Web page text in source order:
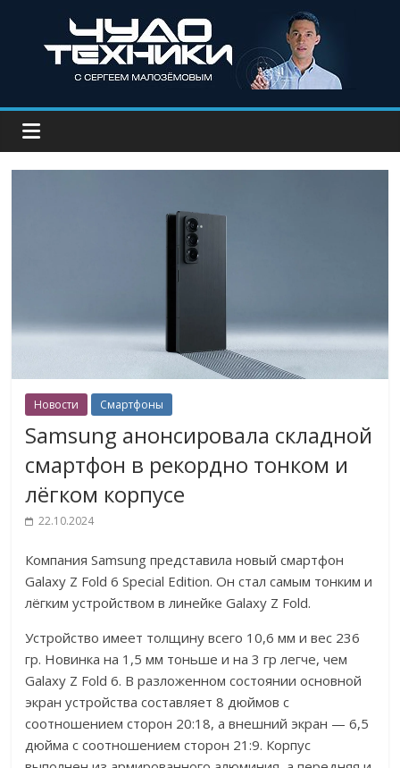
Новости Смартфоны
Samsung анонсировала складной
смартфон в рекордно тонком и
лёгком корпусе
22.10.2024
Компания Samsung представила новый смартфон
Galaxy Z Fold 6 Special Edition. Он стал самым тонким и
лёгким устройством в линейке Galaxy Z Fold.
Устройство имеет толщину всего 10,6 мм и вес 236
гр. Новинка на 1,5 мм тоньше и на 3 гр легче, чем
Galaxy Z Fold 6. В разложенном состоянии основной
экран устройства составляет 8 дюймов с
соотношением сторон 20:18, а внешний экран — 6,5
дюйма с соотношением сторон 21:9. Корпус